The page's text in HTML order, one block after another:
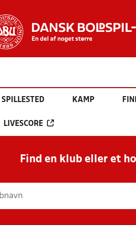
SPILLESTED KAMP
LIVESCORE
Find en klub eller et